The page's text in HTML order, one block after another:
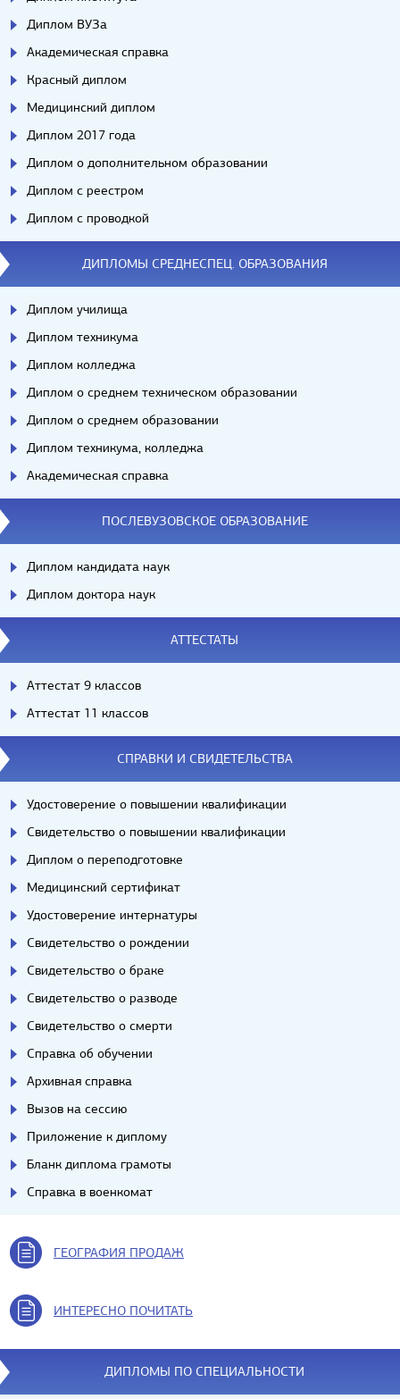
Диплом ВУЗа
Академическая справка
Красный диплом
Медицинский диплом
Диплом 2017 года
Диплом о дополнительном образовании
Диплом с реестром
Диплом с проводкой
ДИПЛОМЫ СРЕДНЕСПЕЦ. ОБРАЗОВАНИЯ
Диплом училища
Диплом техникума
Диплом колледжа
Диплом о среднем техническом образовании
Диплом о среднем образовании
Диплом техникума, колледжа
Академическая справка
ПОСЛЕВУЗОВСКОЕ ОБРАЗОВАНИЕ
Диплом кандидата наук
Диплом доктора наук
АТТЕСТАТЫ
Аттестат 9 классов
Аттестат 11 классов
СПРАВКИ И СВИДЕТЕЛЬСТВА
Удостоверение о повышении квалификации
Свидетельство о повышении квалификации
Диплом о переподготовке
Медицинский сертификат
Удостоверение интернатуры
Свидетельство о рождении
Свидетельство о браке
Свидетельство о разводе
Свидетельство о смерти
Справка об обучении
Архивная справка
Вызов на сессию
Приложение к диплому
Бланк диплома грамоты
Справка в военкомат
ГЕОГРАФИЯ ПРОДАЖ
ИНТЕРЕСНО ПОЧИТАТЬ
ДИПЛОМЫ ПО СПЕЦИАЛЬНОСТИ